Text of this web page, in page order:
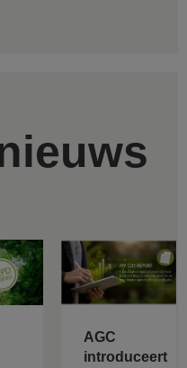
AGC
introduceert